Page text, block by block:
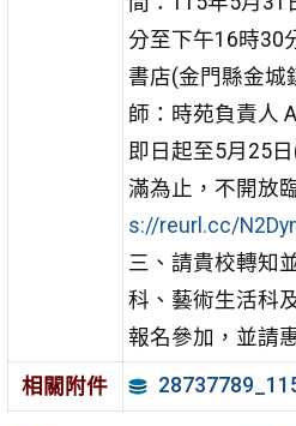
分至下午16時30
書店(金門縣金城
師：時苑負責人
即日起至5月25
滿為止，不開放
s://reurl.cc/
三、請貴校轉知
科、藝術生活科
報名參加，並請
相關附件